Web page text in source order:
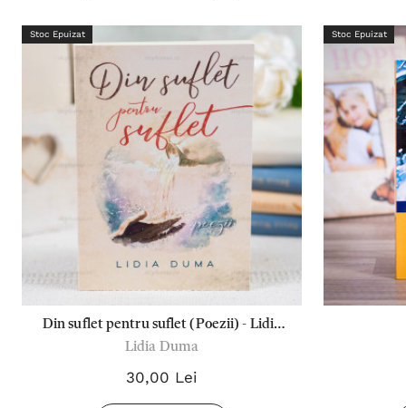
Stoc Epuizat
Din suflet pentru suflet (Poezii) - Lidia
Duma
Lidia Duma
30,00 Lei
Stoc Epuizat